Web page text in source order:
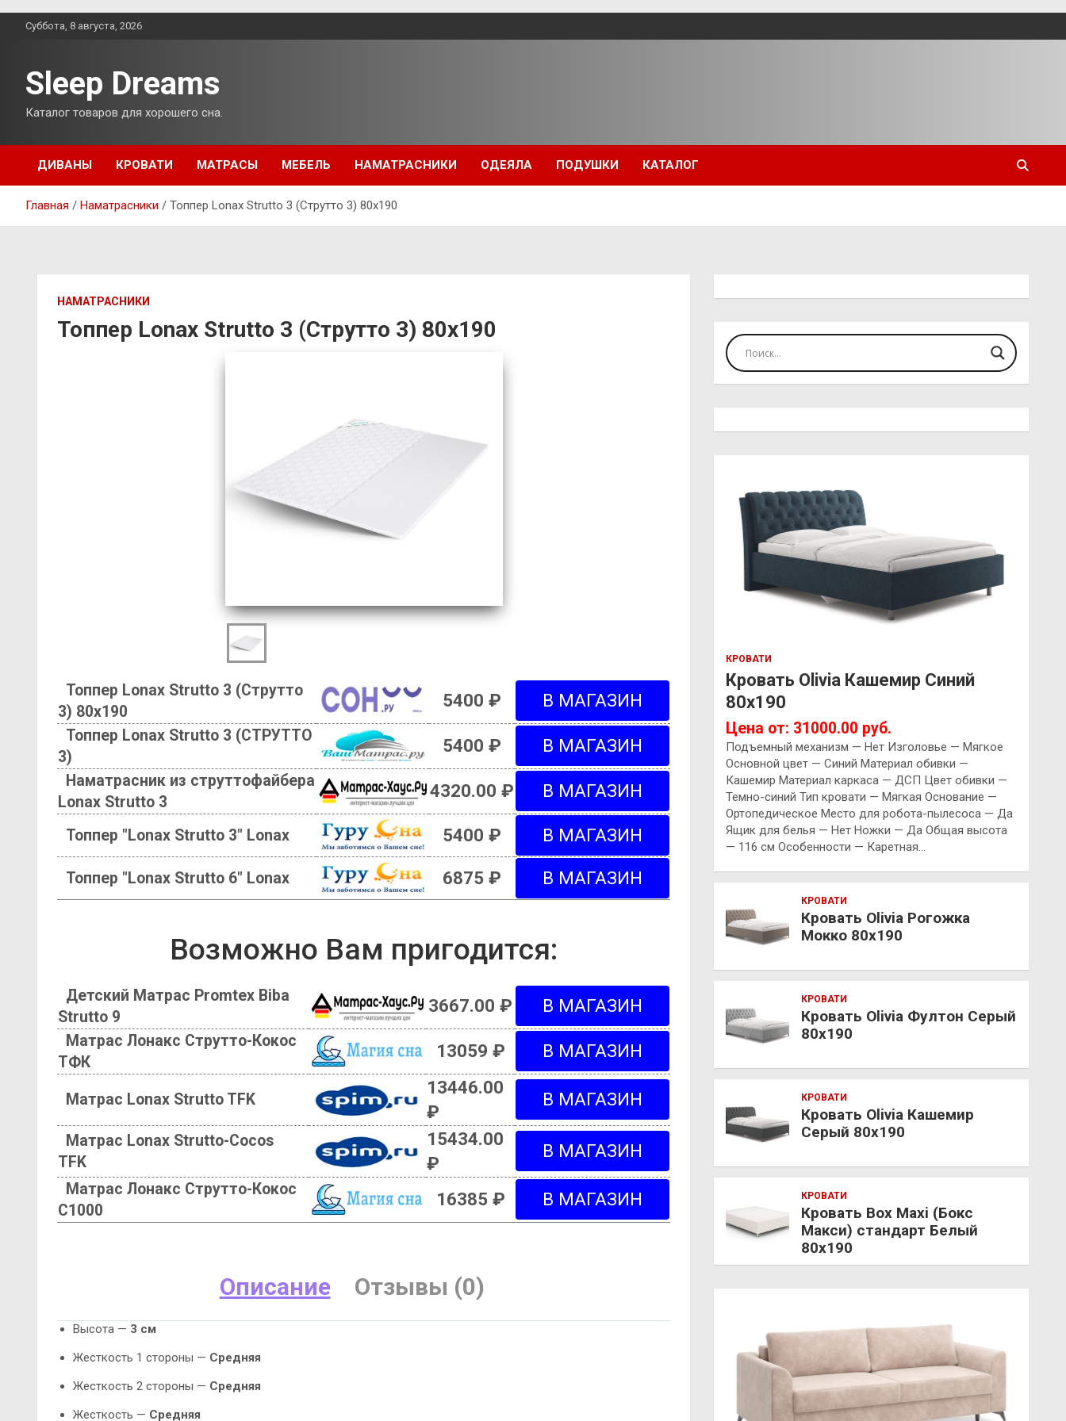
ПерейтиСуббота, 8 августа, 2026
Sleep Dreams
Каталог товаров для хорошего сна.
ДИВАНЫ КРОВАТИ МАТРАСЫ МЕБЕЛЬ НАМАТРАСНИКИ ОДЕЯЛА ПОДУШКИ КАТАЛОГ
Главная Наматрасники Топпер Lonax Strutto 3 (Струтто 3) 80х190
НАМАТРАСНИКИ
Топпер Lonax Strutto 3 (Струтто 3) 80х190
Топпер Lonax Strutto 3 (Струтто
3) 80х190
5400 ₽
Топпер Lonax Strutto 3 (СТРУТТО
3)
5400 ₽
Наматрасник из струттофайбера
Lonax Strutto 3
4320.00 ₽
Топпер "Lonax Strutto 3" Lonax 5400 ₽
Топпер "Lonax Strutto 6" Lonax 6875 ₽
Возможно Вам пригодится:
Детский Матрас Promtex Biba
Strutto 9
3667.00 ₽
Матрас Лонакс Струтто-Кокос
ТФК
13059 ₽
Матрас Lonax Strutto TFK
13446.00
₽
Матрас Lonax Strutto-Cocos
TFK
15434.00
₽
Матрас Лонакс Струтто-Кокос
С1000
16385 ₽
Описание Отзывы (0)
Высота — 3 см
Жесткость 1 стороны — Средняя
Жесткость 2 стороны — Средняя
Жесткость — Средняя
КРОВАТИ
Кровать Olivia Кашемир Синий
80х190
Цена от: 31000.00 руб.
Подъемный механизм — Нет Изголовье — Мягкое
Основной цвет — Синий Материал обивки —
Кашемир Материал каркаса — ДСП Цвет обивки —
Темно-синий Тип кровати — Мягкая Основание —
Ортопедическое Место для робота-пылесоса — Да
Ящик для белья — Нет Ножки — Да Общая высота
— 116 см Особенности — Каретная…
КРОВАТИ
Кровать Olivia Рогожка
Мокко 80х190
КРОВАТИ
Кровать Olivia Фултон Серый
80х190
КРОВАТИ
Кровать Olivia Кашемир
Серый 80х190
КРОВАТИ
Кровать Box Maxi (Бокс
Макси) стандарт Белый
80х190